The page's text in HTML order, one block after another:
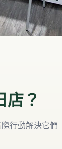
店？
行動解決它們